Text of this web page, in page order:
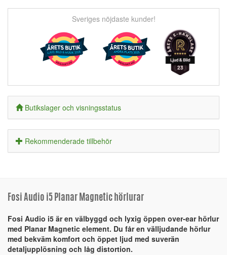
Sveriges nöjdaste kunder!
Butikslager och visningsstatus
Rekommenderade tillbehör
Fosi Audio i5 Planar Magnetic hörlurar
Fosi Audio i5 är en välbyggd och lyxig öppen over-ear hörlur
med Planar Magnetic element. Du får en välljudande hörlur
med bekväm komfort och öppet ljud med suverän
detaljupplösning och låg distortion.